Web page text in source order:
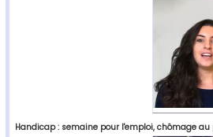
Handicap : semaine pour l'emploi, chômage